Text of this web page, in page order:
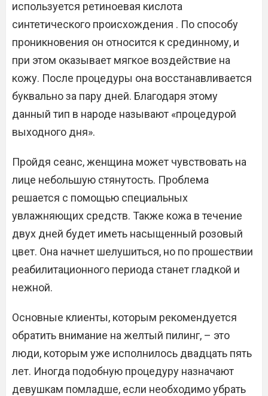
используется ретиноевая кислота
синтетического происхождения . По способу
проникновения он относится к срединному, и
при этом оказывает мягкое воздействие на
кожу. После процедуры она восстанавливается
буквально за пару дней. Благодаря этому
данный тип в народе называют «процедурой
выходного дня».
Пройдя сеанс, женщина может чувствовать на
лице небольшую стянутость. Проблема
решается с помощью специальных
увлажняющих средств. Также кожа в течение
двух дней будет иметь насыщенный розовый
цвет. Она начнет шелушиться, но по прошествии
реабилитационного периода станет гладкой и
нежной.
Основные клиенты, которым рекомендуется
обратить внимание на желтый пилинг, – это
люди, которым уже исполнилось двадцать пять
лет. Иногда подобную процедуру назначают
девушкам помладше, если необходимо убрать